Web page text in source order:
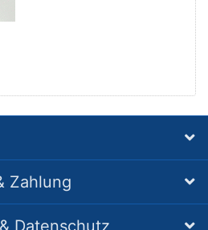
Zahlung